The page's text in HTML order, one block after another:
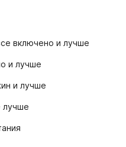
включено и лучше
и лучше
и лучше
лучше